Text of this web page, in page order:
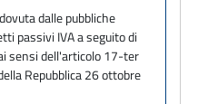
dalle pubbliche
passivi IVA a seguito di
sensi dell'articolo 17-ter
Repubblica 26 ottobre